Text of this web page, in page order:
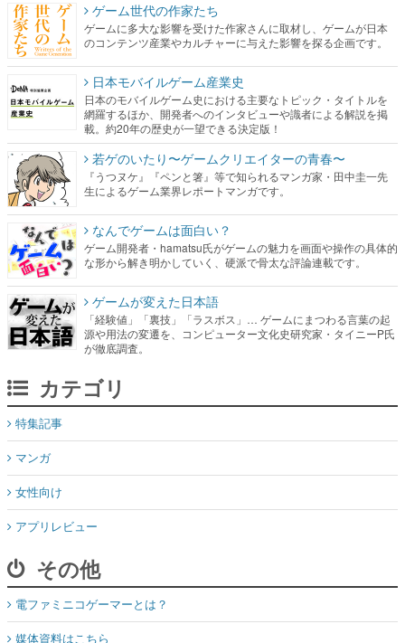
ゲーム世代の作家たち
ゲームに多大な影響を受けた作家さんに取材し、ゲームが日本
のコンテンツ産業やカルチャーに与えた影響を探る企画です。
日本モバイルゲーム産業史
日本のモバイルゲーム史における主要なトピック・タイトルを
網羅するほか、開発者へのインタビューや識者による解説を掲
載。約20年の歴史が一望できる決定版！
若ゲのいたり〜ゲームクリエイターの青春〜
『うつヌケ』『ペンと箸』等で知られるマンガ家・田中圭一先
生によるゲーム業界レポートマンガです。
なんでゲームは面白い？
ゲーム開発者・hamatsu氏がゲームの魅力を画面や操作の具体的
な形から解き明かしていく、硬派で骨太な評論連載です。
ゲームが変えた日本語
「経験値」「裏技」「ラスボス」… ゲームにまつわる言葉の起
源や用法の変遷を、コンピューター文化史研究家・タイニーP氏
が徹底調査。
カテゴリ
特集記事
マンガ
女性向け
アプリレビュー
その他
電ファミニコゲーマーとは？
媒体資料はこちら